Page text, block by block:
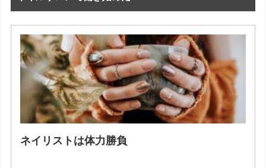
ネイリストは体力勝負